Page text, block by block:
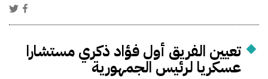
تعيين الفريق أول فؤاد ذكري مستشارا
عسكريا لرئيس الجمهورية